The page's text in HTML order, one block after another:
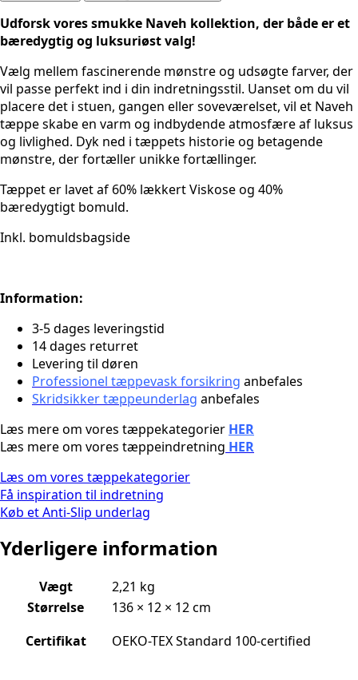
Udforsk vores smukke Naveh kollektion, der både er et
bæredygtig og luksuriøst valg!
Vælg mellem fascinerende mønstre og udsøgte farver, der
vil passe perfekt ind i din indretningsstil. Uanset om du vil
placere det i stuen, gangen eller soveværelset, vil et Naveh
tæppe skabe en varm og indbydende atmosfære af luksus
og livlighed. Dyk ned i tæppets historie og betagende
mønstre, der fortæller unikke fortællinger.
Tæppet er lavet af 60% lækkert Viskose og 40%
bæredygtigt bomuld.
Inkl. bomuldsbagside
Information:
3-5 dages leveringstid
14 dages returret
Levering til døren
Professionel tæppevask forsikring anbefales
Skridsikker tæppeunderlag anbefales
Læs mere om vores tæppekategorier HER
Læs mere om vores tæppeindretning HER
Læs om vores tæppekategorier
Få inspiration til indretning
Køb et Anti-Slip underlag
Yderligere information
Vægt
2,21 kg
Størrelse
136 × 12 × 12 cm
Certifikat
OEKO-TEX Standard 100-certified